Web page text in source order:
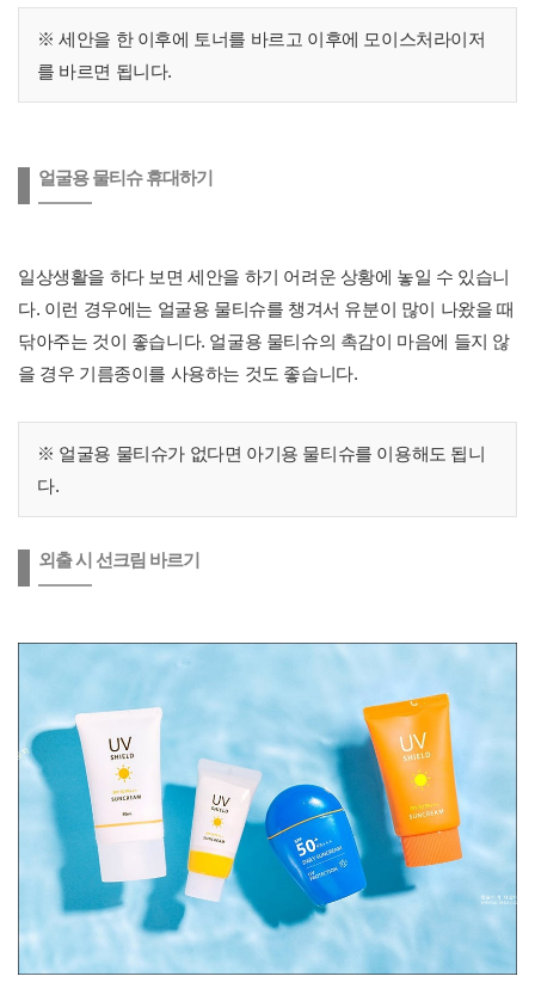
※ 세안을 한 이후에 토너를 바르고 이후에 모이스처라이저
를 바르면 됩니다.
얼굴용 물티슈 휴대하기
일상생활을 하다 보면 세안을 하기 어려운 상황에 놓일 수 있습니
다. 이런 경우에는 얼굴용 물티슈를 챙겨서 유분이 많이 나왔을 때
닦아주는 것이 좋습니다. 얼굴용 물티슈의 촉감이 마음에 들지 않
을 경우 기름종이를 사용하는 것도 좋습니다.
※ 얼굴용 물티슈가 없다면 아기용 물티슈를 이용해도 됩니
다.
외출 시 선크림 바르기